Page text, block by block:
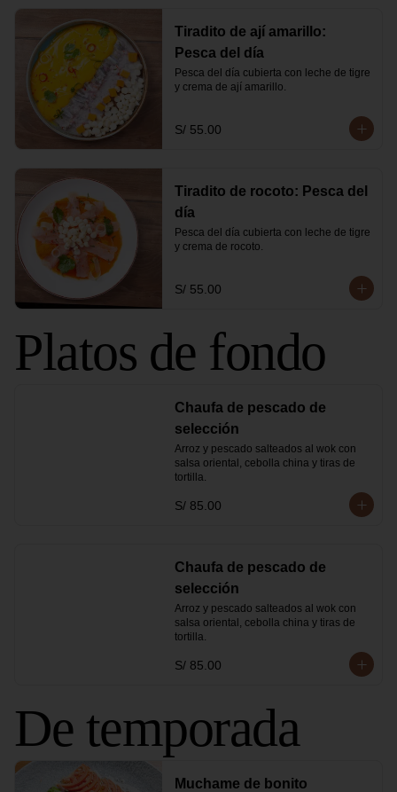
Tiradito de ají amarillo:
Pesca del día
Pesca del día cubierta con leche de tigre
y crema de ají amarillo.
S/ 55.00
Tiradito de rocoto: Pesca del
día
Pesca del día cubierta con leche de tigre
y crema de rocoto.
S/ 55.00
Platos de fondo
Chaufa de pescado de
selección
Arroz y pescado salteados al wok con
salsa oriental, cebolla china y tiras de
tortilla.
S/ 85.00
Chaufa de pescado de
selección
Arroz y pescado salteados al wok con
salsa oriental, cebolla china y tiras de
tortilla.
S/ 85.00
De temporada
Muchame de bonito